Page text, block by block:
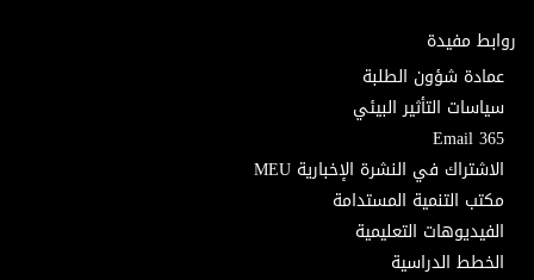
روابط مفيدة
عمادة شؤون الطلبة
سياسات التأثير البيئي
Email 365
الاشتراك في النشرة الإخبارية MEU
مكتب التنمية المستدامة
الفيديوهات التعليمية
الخطط الدراسية